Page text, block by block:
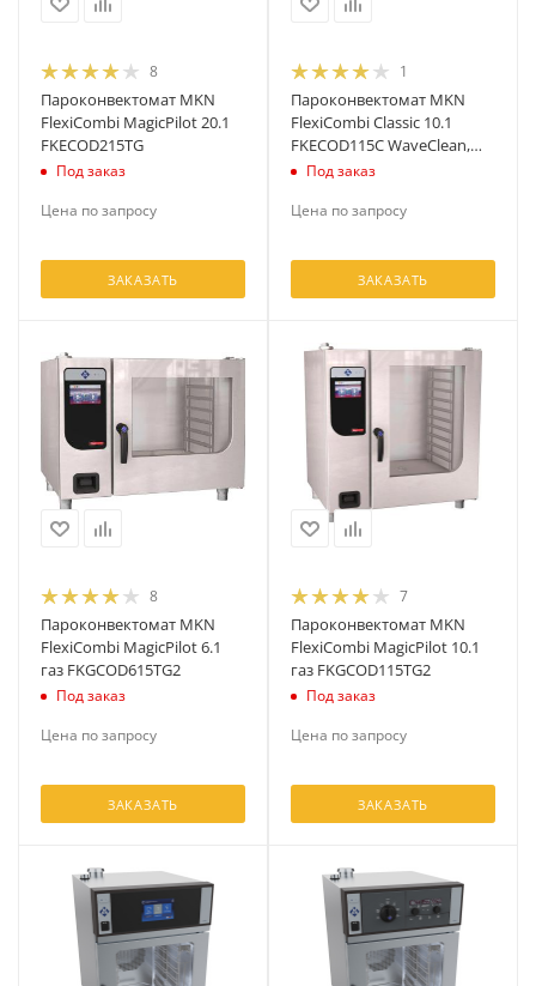
8
Пароконвектомат MKN
FlexiCombi MagicPilot 20.1
FKECOD215TG
Под заказ
Цена по запросу
ЗАКАЗАТЬ
1
Пароконвектомат MKN
FlexiCombi Classic 10.1
FKECOD115C WaveClean,
ручной душ
Под заказ
Цена по запросу
ЗАКАЗАТЬ
8
Пароконвектомат MKN
FlexiCombi MagicPilot 6.1
газ FKGCOD615TG2
Под заказ
Цена по запросу
ЗАКАЗАТЬ
7
Пароконвектомат MKN
FlexiCombi MagicPilot 10.1
газ FKGCOD115TG2
Под заказ
Цена по запросу
ЗАКАЗАТЬ